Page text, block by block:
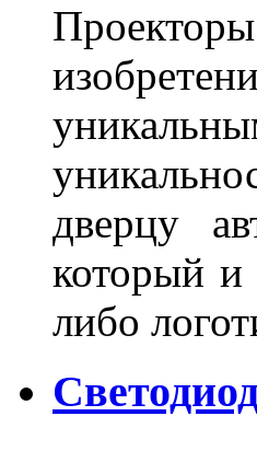
дверцу
который и
либо